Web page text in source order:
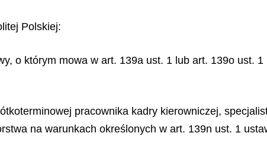
Polskiej:
o którym mowa w art. 139a ust. 1 lub art. 139o ust.
pracownika kadry kierowniczej,
na warunkach określonych w art. 139n ust. 1